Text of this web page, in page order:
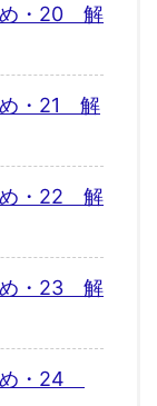
め・20 解
・21 解
め・22 解
め・23 解
め・24